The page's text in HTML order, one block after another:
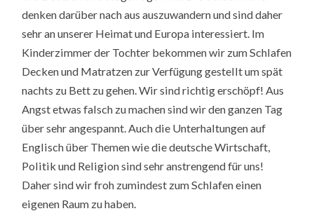
denken darüber nach aus auszuwandern und sind daher
sehr an unserer Heimat und Europa interessiert. Im
Kinderzimmer der Tochter bekommen wir zum Schlafen
Decken und Matratzen zur Verfügung gestellt um spät
nachts zu Bett zu gehen. Wir sind richtig erschöpf! Aus
Angst etwas falsch zu machen sind wir den ganzen Tag
über sehr angespannt. Auch die Unterhaltungen auf
Englisch über Themen wie die deutsche Wirtschaft,
Politik und Religion sind sehr anstrengend für uns!
Daher sind wir froh zumindest zum Schlafen einen
eigenen Raum zu haben.